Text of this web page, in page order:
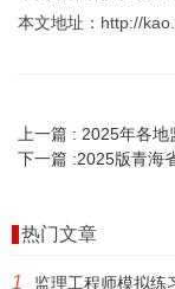
本文地址：http://
上一篇 : 2025年各地
下一篇 :2025版青海
热门文章
1 监理工程师模拟练